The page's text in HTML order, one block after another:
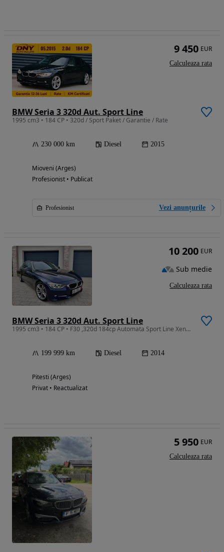
BMW Seria 3 320d Aut. Sport Line
1995 cm3 • 184 CP • 320d / Sport Paket / Garantie / Rate
230 000 km Diesel 2015
Mioveni (Arges)
Profesionist • Publicat
Profesionist Vezi anunțurile
9 450 EUR
Calculeaza rata
BMW Seria 3 320d Aut. Sport Line
1995 cm3 • 184 CP • F30 ,320d 184cp Automata Sport Line Xenon/
199 999 km Diesel 2014
Pitesti (Arges)
Privat • Reactualizat
10 200 EUR
Sub medie
Calculeaza rata
5 950 EUR
Calculeaza rata